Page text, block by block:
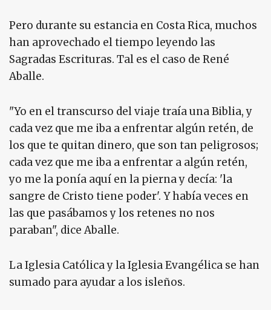
Pero durante su estancia en Costa Rica, muchos
han aprovechado el tiempo leyendo las
Sagradas Escrituras. Tal es el caso de René
Aballe.
"Yo en el transcurso del viaje traía una Biblia, y
cada vez que me iba a enfrentar algún retén, de
los que te quitan dinero, que son tan peligrosos;
cada vez que me iba a enfrentar a algún retén,
yo me la ponía aquí en la pierna y decía: 'la
sangre de Cristo tiene poder'. Y había veces en
las que pasábamos y los retenes no nos
paraban", dice Aballe.
La Iglesia Católica y la Iglesia Evangélica se han
sumado para ayudar a los isleños.